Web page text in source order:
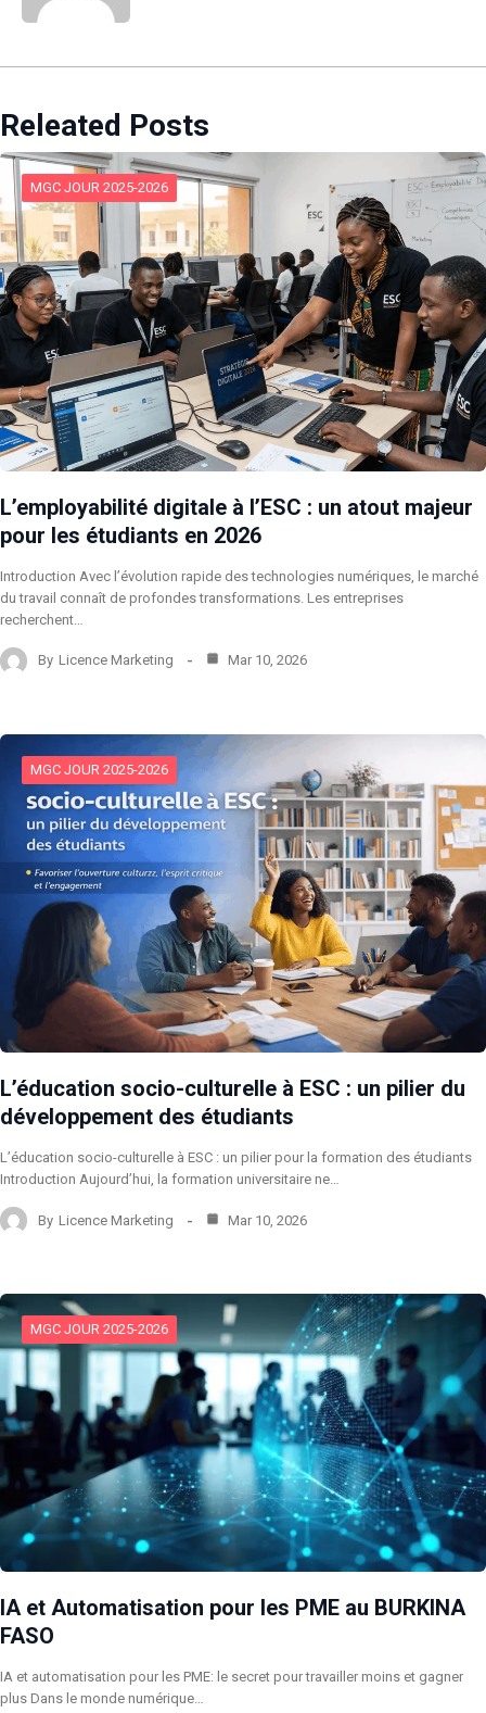
Releated Posts
MGC JOUR 2025-2026
L’employabilité digitale à l’ESC : un atout majeur
pour les étudiants en 2026
Introduction Avec l’évolution rapide des technologies numériques, le marché
du travail connaît de profondes transformations. Les entreprises
recherchent…
By Licence Marketing Mar 10, 2026
MGC JOUR 2025-2026
L’éducation socio-culturelle à ESC : un pilier du
développement des étudiants
L’éducation socio-culturelle à ESC : un pilier pour la formation des étudiants
Introduction Aujourd’hui, la formation universitaire ne…
By Licence Marketing Mar 10, 2026
MGC JOUR 2025-2026
IA et Automatisation pour les PME au BURKINA
FASO
IA et automatisation pour les PME: le secret pour travailler moins et gagner
plus Dans le monde numérique…